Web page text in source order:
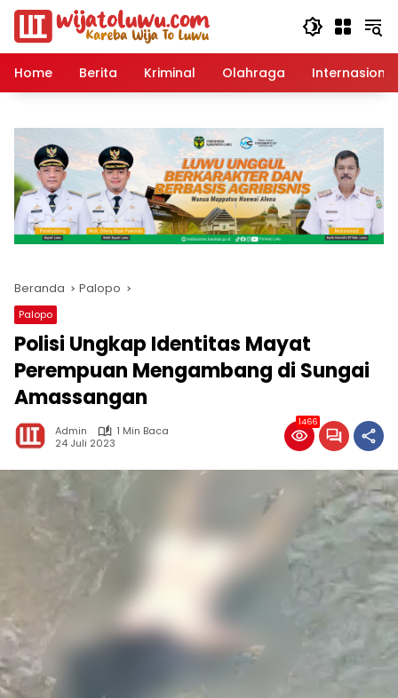
Langsung
konten
Home
Berita Kriminal Olahraga Internasional
Beranda Palopo
Palopo
Polisi Ungkap Identitas Mayat
Perempuan Mengambang di Sungai
Amassangan
Admin
1 Min Baca
24 Juli 2023
1466